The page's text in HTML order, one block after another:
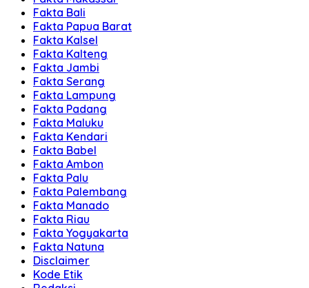
Fakta Bali
Fakta Papua Barat
Fakta Kalsel
Fakta Kalteng
Fakta Jambi
Fakta Serang
Fakta Lampung
Fakta Padang
Fakta Maluku
Fakta Kendari
Fakta Babel
Fakta Ambon
Fakta Palu
Fakta Palembang
Fakta Manado
Fakta Riau
Fakta Yogyakarta
Fakta Natuna
Disclaimer
Kode Etik